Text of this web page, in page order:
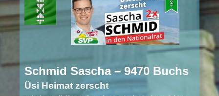
Schmid Sascha – 9470 Buchs
Üsi Heimat zerscht